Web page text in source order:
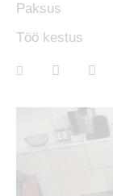
Paksus
Töö kestus